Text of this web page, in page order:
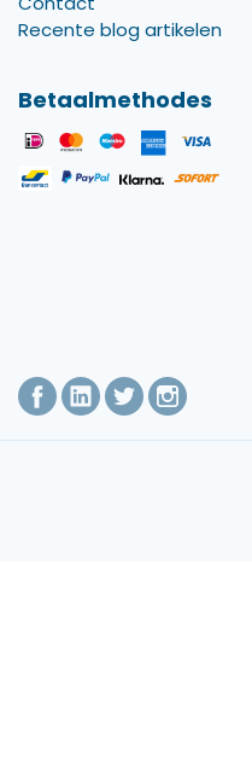
Recente blog artikelen
Betaalmethodes